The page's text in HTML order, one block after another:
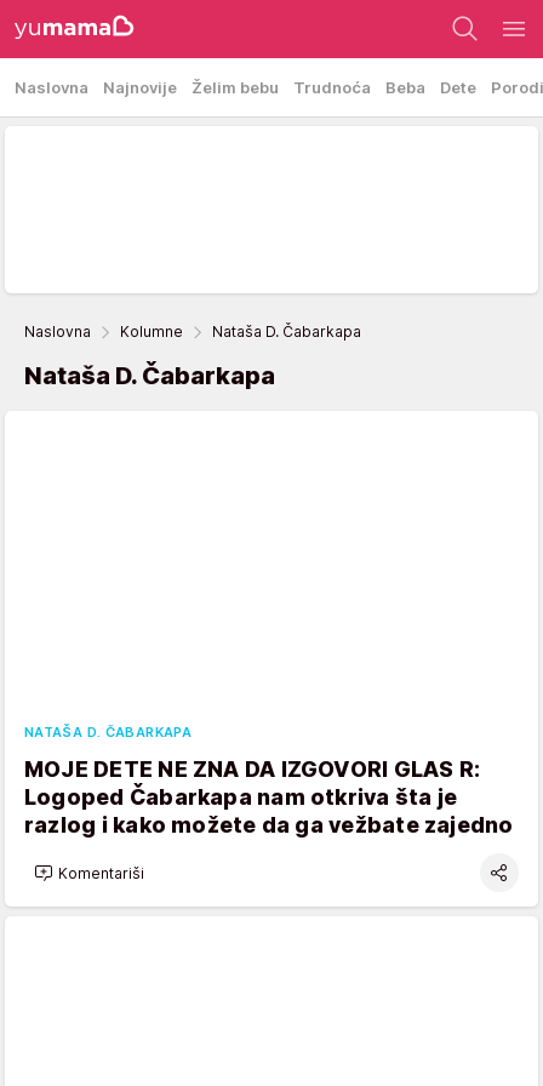
Naslovna Najnovije Želim bebu Trudnoća Beba Dete
Naslovna Kolumne Nataša D. Čabarkapa
Nataša D. Čabarkapa
NATAŠA D. ČABARKAPA
MOJE DETE NE ZNA DA IZGOVORI GLAS R:
Logoped Čabarkapa nam otkriva šta je
razlog i kako možete da ga vežbate zajedno
Komentariši